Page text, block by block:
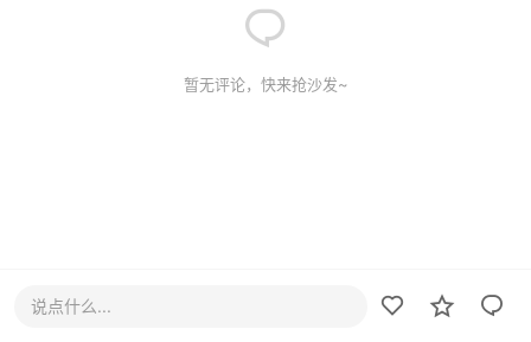
暂无评论，快来抢沙发~
说点什么...